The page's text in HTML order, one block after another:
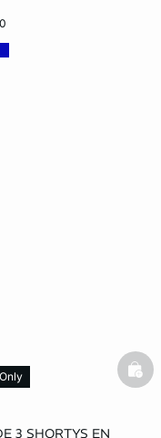
3 SHORTYS EN